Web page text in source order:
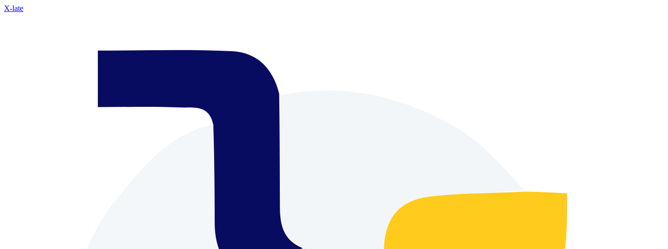
X-late